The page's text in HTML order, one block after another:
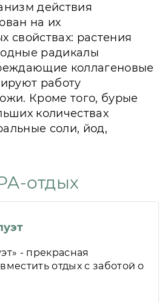
действия
на их
свойствах: растения
радикалы
коллагеновые
работу
Кроме того, бурые
количествах
соли, йод,
отдых
- прекрасная
отдых с заботой о